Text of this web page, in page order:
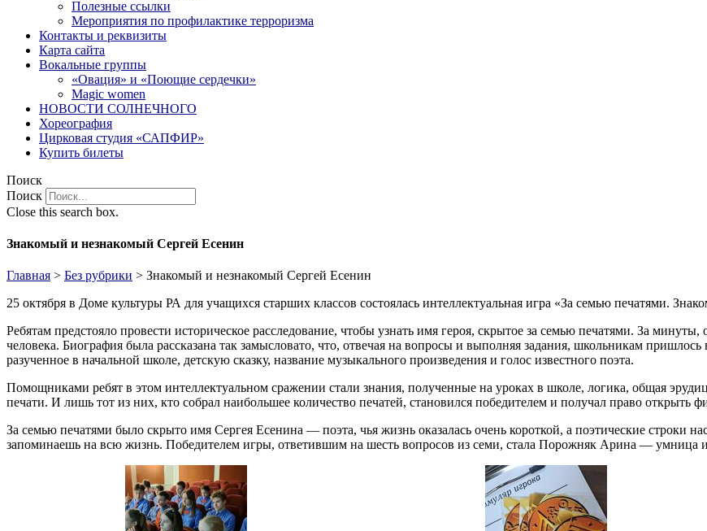
Полезные ссылки
Мероприятия по профилактике терроризма
Контакты и реквизиты
Карта сайта
Вокальные группы
«Овация» и «Поющие сердечки»
Magic women
НОВОСТИ СОЛНЕЧНОГО
Хореография
Цирковая студия «САПФИР»
Купить билеты
Поиск
Поиск
Close this search box.
Знакомый и незнакомый Сергей Есенин
Главная > Без рубрики > Знакомый и незнакомый Сергей Есенин
25 октября в Доме культуры РА для учащихся старших классов состоялась интеллектуальная игра «За семью печатями.
Ребятам предстояло провести историческое расследование, чтобы узнать имя героя, скрытое за семью печатями. За
человека. Биография была рассказана так замысловато, что, отвечая на вопросы и выполняя задания, школьникам
разученное в начальной школе, детскую сказку, название музыкального произведения и голос известного поэта.
Помощниками ребят в этом интеллектуальном сражении стали знания, полученные на уроках в школе, логика, общая
печати. И лишь тот из них, кто собрал наибольшее количество печатей, становился победителем и получал право открыть
За семью печатями было скрыто имя Сергея Есенина — поэта, чья жизнь оказалась очень короткой, а поэтические строки
запоминаешь на всю жизнь. Победителем игры, ответившим на шесть вопросов из семи, стала Порожняк Арина — умница